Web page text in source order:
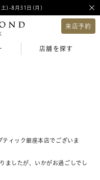
)-8月31日(月)
来店予約
店舗を探す
ィック銀座本店でございま
ましたが、いかがお過ごしでし